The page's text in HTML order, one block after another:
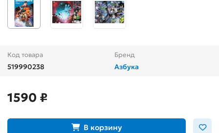
Код товара
519990238
Бренд
Азбука
1590 ₽
В корзину